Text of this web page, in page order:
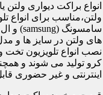
انواع براکت دیواری ولتن
ولتن،مناسب برای انواع
های ولتن در سایز ها و
نصب انواع تلویزیون
کرو تولید می شوند و
اینترنتی و غیر حضوری